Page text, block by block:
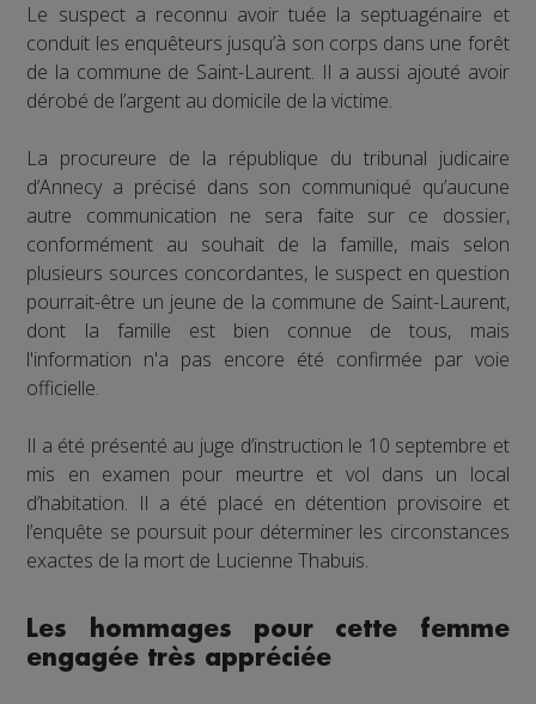
Le suspect a reconnu avoir tuée la septuagénaire et
conduit les enquêteurs jusqu’à son corps dans une forêt
de la commune de Saint-Laurent. Il a aussi ajouté avoir
dérobé de l’argent au domicile de la victime.
La procureure de la république du tribunal judicaire
d’Annecy a précisé dans son communiqué qu’aucune
autre communication ne sera faite sur ce dossier,
conformément au souhait de la famille, mais selon
plusieurs sources concordantes, le suspect en question
pourrait-être un jeune de la commune de Saint-Laurent,
dont la famille est bien connue de tous, mais
l'information n'a pas encore été confirmée par voie
officielle.
Il a été présenté au juge d’instruction le 10 septembre et
mis en examen pour meurtre et vol dans un local
d’habitation. Il a été placé en détention provisoire et
l’enquête se poursuit pour déterminer les circonstances
exactes de la mort de Lucienne Thabuis.
Les hommages pour cette femme
engagée très appréciée